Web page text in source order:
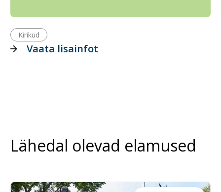
Kirikud
Vaata lisainfot
Lähedal olevad elamused